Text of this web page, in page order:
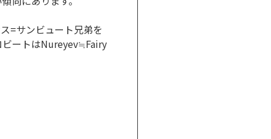
=サンビュート兄弟を
ビートはNureyev≒Fairy